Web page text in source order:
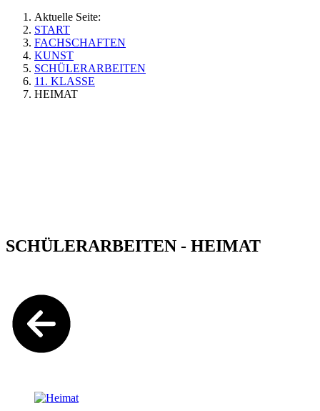
Aktuelle Seite:
START
FACHSCHAFTEN
KUNST
SCHÜLERARBEITEN
11. KLASSE
HEIMAT
SCHÜLERARBEITEN - HEIMAT